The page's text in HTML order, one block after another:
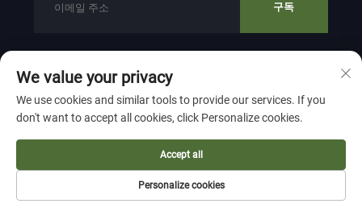
구독
저작권 © 2024 ZHEJIANG WEIYU VENTILATION
ELECTROMECHANICAL CO.,LTD 소유
개인정보 보호 정책
맨 위로 이동
홈페이지 제품 소개 연락처
We value your privacy
We use cookies and similar tools to provide our services. If you
don't want to accept all cookies, click Personalize cookies.
Personalize cookies
Accept all